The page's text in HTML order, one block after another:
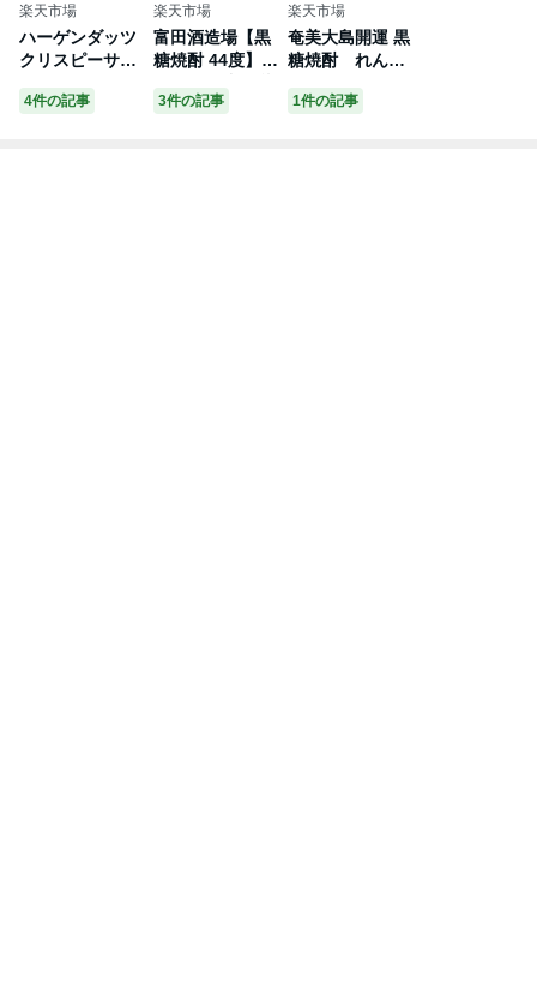
楽天市場
ハーゲンダッツ
クリスピーサン
ド きなこのバタ
ークリームケー
4件の記事
楽天市場
富田酒造場【黒
糖焼酎 44度】2
019 黒麹造り 龍
宮 らんかん 原
3件の記事
楽天市場
奄美大島開運 黒
糖焼酎 れん
と 720ml
1件の記事